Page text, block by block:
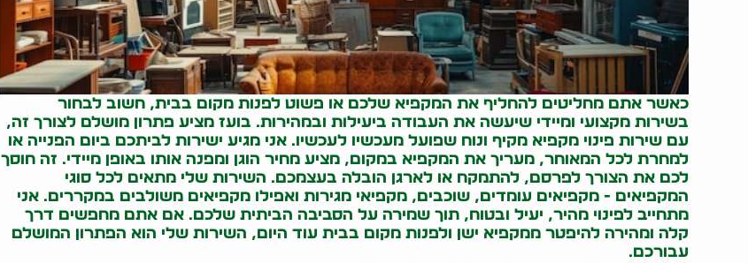
כאשר אתם מחליטים להחליף את המקפיא שלכם או פשוט לפנות מקום בבית, חשוב לבחור
בשירות מקצועי ומיידי שיעשה את העבודה ביעילות ובמהירות. בועז מציע פתרון מושלם לצורך זה,
עם שירות פינוי מקפיא מקיף ונוח שפועל מעכשיו לעכשיו. אני מגיע ישירות לביתכם ביום הפנייה או
למחרת לכל המאוחר, מעריך את המקפיא במקום, מציע מחיר הוגן ומפנה אותו באופן מיידי. זה חוסך
לכם את הצורך לפרסם, להתמקח או לארגן הובלה בעצמכם. השירות שלי מתאים לכל סוגי
המקפיאים - מקפיאים עומדים, שוכבים, מקפיאי מגירות ואפילו מקפיאים משולבים במקררים. אני
מתחייב לפינוי מהיר, יעיל ובטוח, תוך שמירה על הסביבה הביתית שלכם. אם אתם מחפשים דרך
קלה ומהירה להיפטר ממקפיא ישן ולפנות מקום בבית עוד היום, השירות שלי הוא הפתרון המושלם
עבורכם.